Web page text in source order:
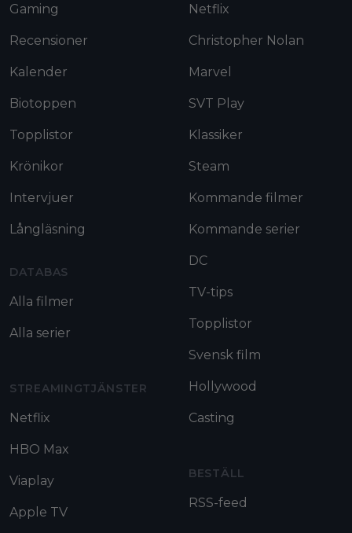
Gaming
Recensioner
Kalender
Biotoppen
Topplistor
Krönikor
Intervjuer
Långläsning
DATABAS
Alla filmer
Alla serier
STREAMINGTJÄNSTER
Netflix
HBO Max
Viaplay
Apple TV
Netflix
Christopher Nolan
Marvel
SVT Play
Klassiker
Steam
Kommande filmer
Kommande serier
DC
TV-tips
Topplistor
Svensk film
Hollywood
Casting
BESTÄLL
RSS-feed